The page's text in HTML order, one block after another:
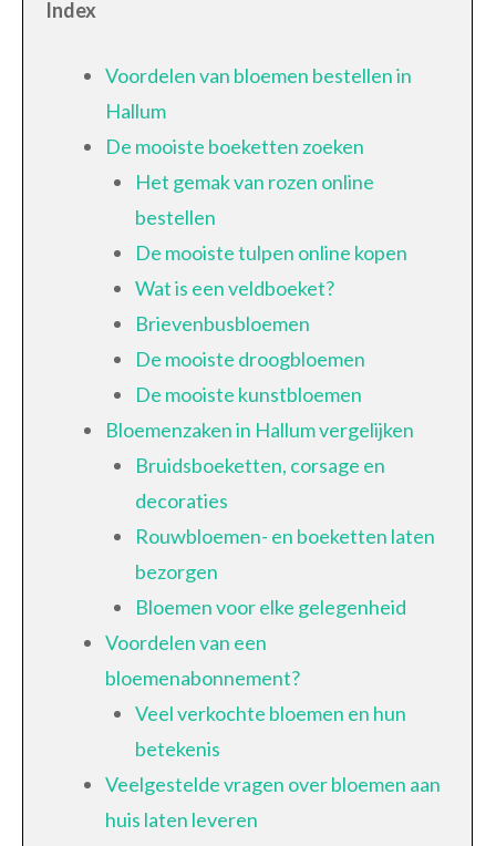
Index
Voordelen van bloemen bestellen in
Hallum
De mooiste boeketten zoeken
Het gemak van rozen online
bestellen
De mooiste tulpen online kopen
Wat is een veldboeket?
Brievenbusbloemen
De mooiste droogbloemen
De mooiste kunstbloemen
Bloemenzaken in Hallum vergelijken
Bruidsboeketten, corsage en
decoraties
Rouwbloemen- en boeketten laten
bezorgen
Bloemen voor elke gelegenheid
Voordelen van een
bloemenabonnement?
Veel verkochte bloemen en hun
betekenis
Veelgestelde vragen over bloemen aan
huis laten leveren